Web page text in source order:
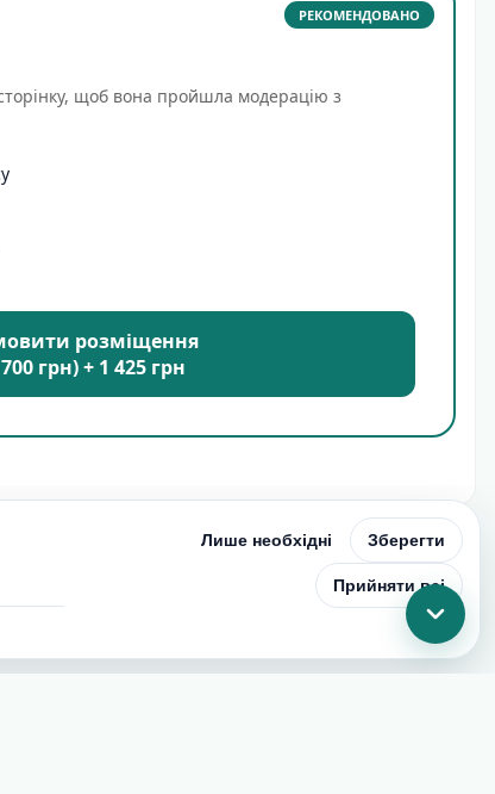
РЕКОМЕНДОВАНО
щоб вона пройшла модерацію з
розміщення
грн) + 1 425 грн
Лише необхідні Зберегти
Прийняти всі